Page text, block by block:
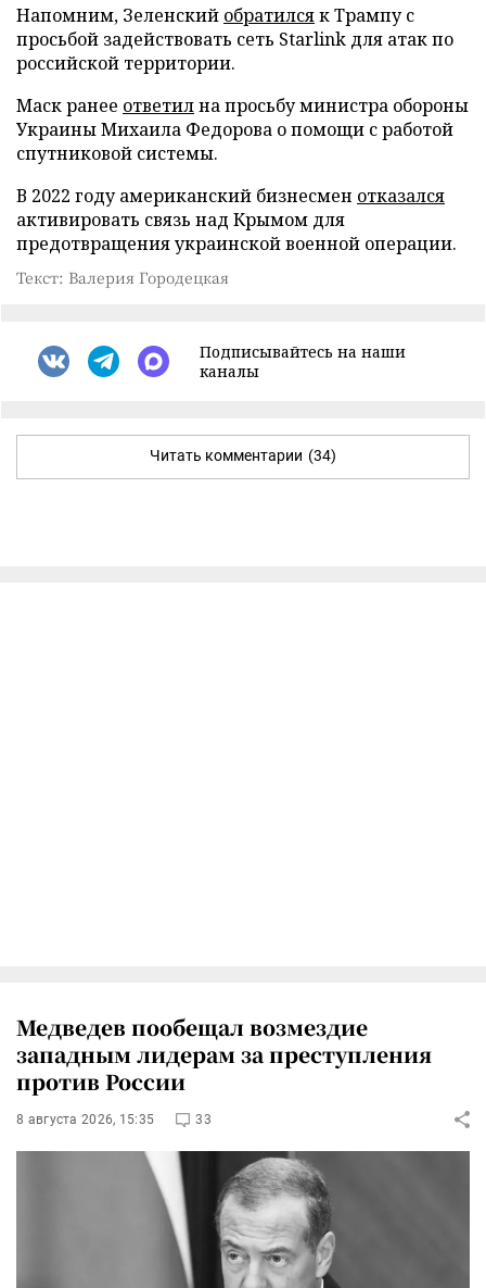
Напомним, Зеленский обратилсяк Трампу с
просьбой задействовать сеть Starlink для атак по
российской территории.
Маск ранее ответилна просьбу министра обороны
Украины Михаила Федорова о помощи с работой
спутниковой системы.
В 2022 году американский бизнесмен отказался
активировать связь над Крымом для
предотвращения украинской военной операции.
Текст: Валерия Городецкая
Подписывайтесь на наши
каналы
Читать комментарии (34)
Медведев пообещал возмездие
западным лидерам за преступления
против России
8 августа 2026, 15:35 33